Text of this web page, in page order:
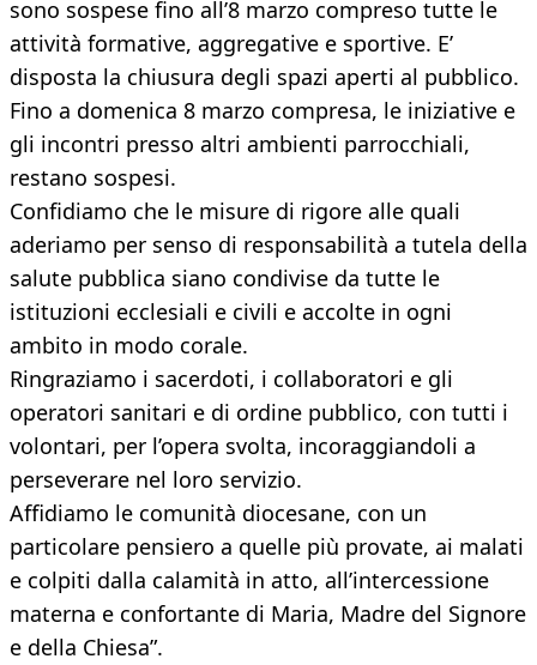
sono sospese fino all’8 marzo compreso tutte le
attività formative, aggregative e sportive. E’
disposta la chiusura degli spazi aperti al pubblico.
Fino a domenica 8 marzo compresa, le iniziative e
gli incontri presso altri ambienti parrocchiali,
restano sospesi.
Confidiamo che le misure di rigore alle quali
aderiamo per senso di responsabilità a tutela della
salute pubblica siano condivise da tutte le
istituzioni ecclesiali e civili e accolte in ogni
ambito in modo corale.
Ringraziamo i sacerdoti, i collaboratori e gli
operatori sanitari e di ordine pubblico, con tutti i
volontari, per l’opera svolta, incoraggiandoli a
perseverare nel loro servizio.
Affidiamo le comunità diocesane, con un
particolare pensiero a quelle più provate, ai malati
e colpiti dalla calamità in atto, all’intercessione
materna e confortante di Maria, Madre del Signore
e della Chiesa”.